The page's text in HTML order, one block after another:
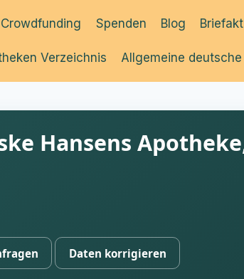
Crowdfunding Spenden Blog
Verzeichnis Allgemeine
Hansens
Daten korrigieren